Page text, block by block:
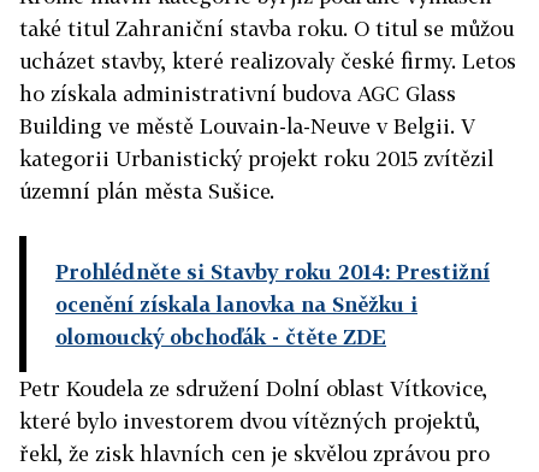
také titul Zahraniční stavba roku. O titul se můžou
ucházet stavby, které realizovaly české firmy. Letos
ho získala administrativní budova AGC Glass
Building ve městě Louvain-la-Neuve v Belgii. V
kategorii Urbanistický projekt roku 2015 zvítězil
územní plán města Sušice.
Prohlédněte si Stavby roku 2014: Prestižní
ocenění získala lanovka na Sněžku i
olomoucký obchoďák - čtěte ZDE
Petr Koudela ze sdružení Dolní oblast Vítkovice,
které bylo investorem dvou vítězných projektů,
řekl, že zisk hlavních cen je skvělou zprávou pro